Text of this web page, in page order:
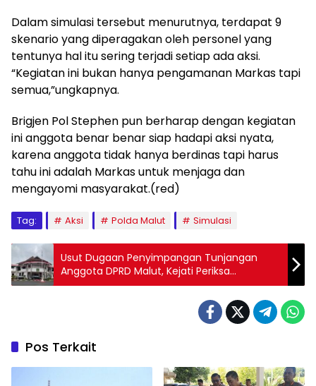
Dalam simulasi tersebut menurutnya, terdapat 9
skenario yang diperagakan oleh personel yang
tentunya hal itu sering terjadi setiap ada aksi.
“Kegiatan ini bukan hanya pengamanan Markas tapi
semua,”ungkapnya.
Brigjen Pol Stephen pun berharap dengan kegiatan
ini anggota benar benar siap hadapi aksi nyata,
karena anggota tidak hanya berdinas tapi harus
tahu ini adalah Markas untuk menjaga dan
mengayomi masyarakat.(red)
Tag: Aksi Polda Malut Simulasi
Usut Dugaan Penyimpangan Tunjangan
Anggota DPRD Malut, Kejati Periksa
Bendahara Dewan
Pos Terkait